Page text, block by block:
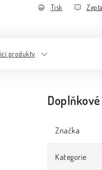
Tisk
produkty
Značka
Kategorie